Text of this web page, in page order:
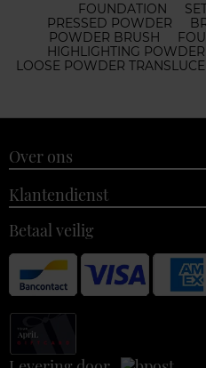
FOUNDATION
PRESSED POWDER
POWDER BRUSH
HIGHLIGHTING POWDER
LOOSE POWDER
Over ons
Klantendienst
Betaal veilig